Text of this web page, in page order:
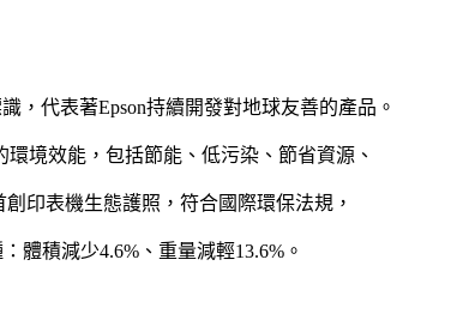
，代表著Epson持續開發對地球友善的產品。
環境效能，包括節能、低污染、節省資源、
印表機生態護照，符合國際環保法規，
體積減少4.6%、重量減輕13.6%。